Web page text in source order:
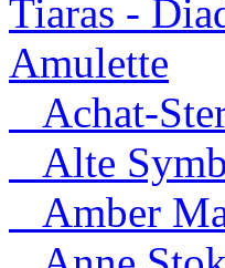
Tiaras -
Amulette
Achat-
Alte
Amber